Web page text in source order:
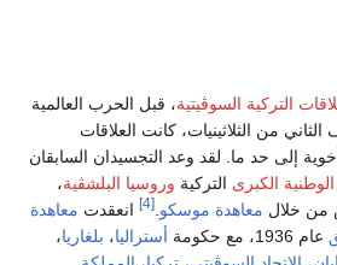
التركية السوڤيتية، قبل الحرب العالمية
الثاني من الثلاثينيات، كانت العلاقات
إلى حد ما. لقد وعد التجسيدان السابقان
الكبرى التركية وروسيا البلشڤية،
من خلال معاهدة موسكو [4] انعقدت معاهدة
عام 1936، مع حكومة أستراليا، بلغاريا،